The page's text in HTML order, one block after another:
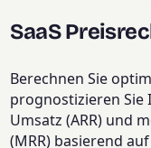
SaaS
Berechnen Sie
prognostizieren
Umsatz (ARR) und
(MRR) basierend